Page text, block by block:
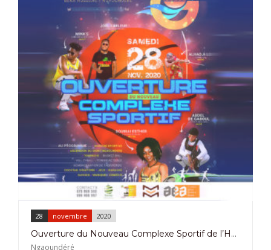
28 novembre 2020
Ouverture du Nouveau Complexe Sportif de l’Hôtel Grand Château à Ngaoundéré Le 28 Novembre 2020
Ngaoundéré